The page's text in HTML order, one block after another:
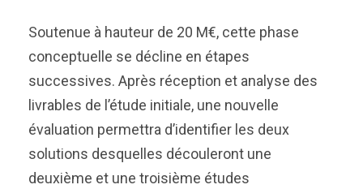
Soutenue à hauteur de 20 M€, cette phase
conceptuelle se décline en étapes
successives. Après réception et analyse des
livrables de l’étude initiale, une nouvelle
évaluation permettra d’identifier les deux
solutions desquelles découleront une
deuxième et une troisième études